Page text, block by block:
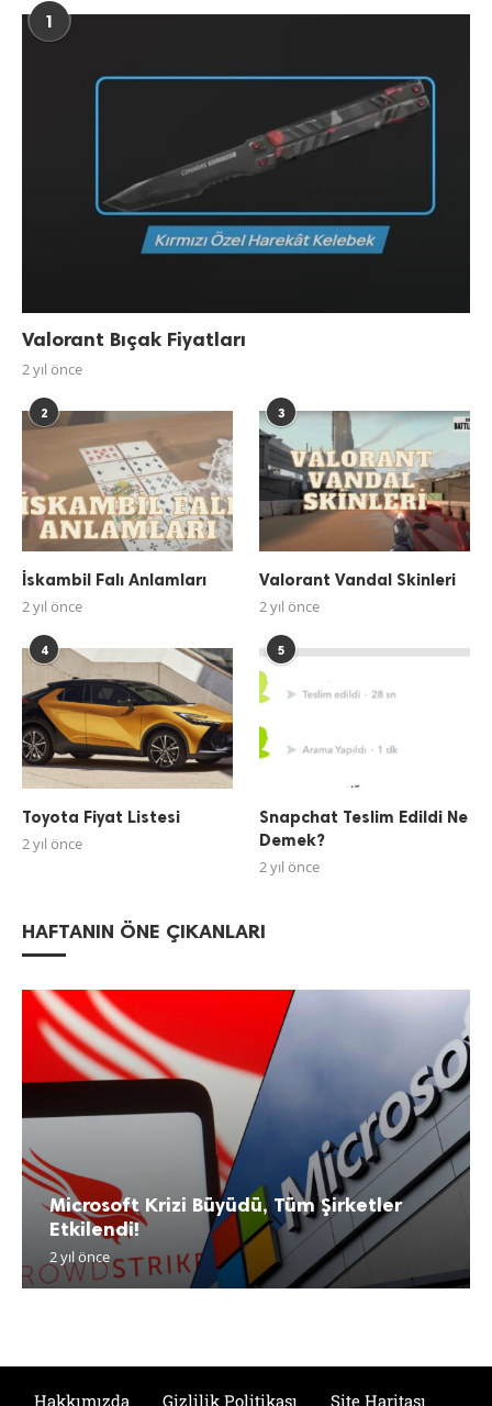
1
Valorant Bıçak Fiyatları
2 yıl önce
2
İskambil Falı Anlamları
2 yıl önce
3
Valorant Vandal Skinleri
2 yıl önce
4
Toyota Fiyat Listesi
2 yıl önce
5
Snapchat Teslim Edildi Ne
Demek?
2 yıl önce
HAFTANIN ÖNE ÇIKANLARI
Microsoft Krizi Büyüdü, Tüm Şirketler
Etkilendi!
2 yıl önce
Hakkımızda Gizlilik Politikası Site Haritası